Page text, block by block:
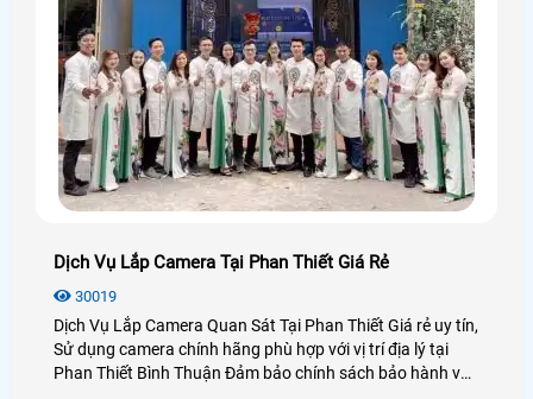
Dịch Vụ Lắp Camera Tại Phan Thiết Giá Rẻ
30019
Dịch Vụ Lắp Camera Quan Sát Tại Phan Thiết Giá rẻ uy tín,
Sử dụng camera chính hãng phù hợp với vị trí địa lý tại
Phan Thiết Bình Thuận Đảm bảo chính sách bảo hành và